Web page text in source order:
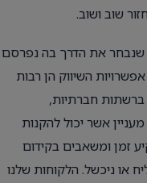
שוב ושוב.
שנבחר את הדרך בה נפרסם
השיווק הן רבות
ברשתות חברתיות,
אשר יכול להקנות
זמן ומשאבים בקידום
או ניכשל. הלקוחות שלנו